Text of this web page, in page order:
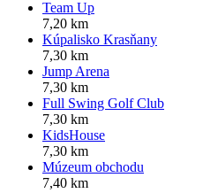
Team Up
7,20 km
Kúpalisko Krasňany
7,30 km
Jump Arena
7,30 km
Full Swing Golf Club
7,30 km
KidsHouse
7,30 km
Múzeum obchodu
7,40 km